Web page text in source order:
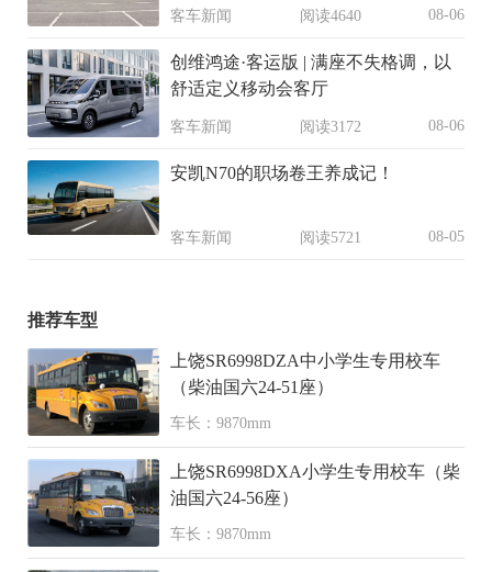
客车新闻 阅读4640 08-06
创维鸿途·客运版 | 满座不失格调，以
舒适定义移动会客厅
客车新闻 阅读3172 08-06
安凯N70的职场卷王养成记！
客车新闻 阅读5721 08-05
推荐车型
上饶SR6998DZA中小学生专用校车
（柴油国六24-51座）
车长：9870mm
上饶SR6998DXA小学生专用校车（柴
油国六24-56座）
车长：9870mm